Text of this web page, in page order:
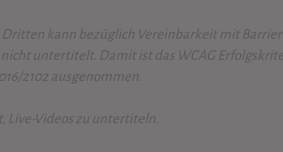
Dritten kann bezüglich Vereinbarkeit mit
nicht untertitelt. Damit ist das WCAG
2102 ausgenommen.
Live-Videos zu untertiteln.